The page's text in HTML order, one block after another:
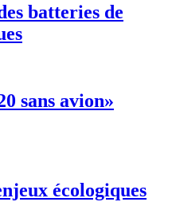
batteries de
sans avion»
écologiques